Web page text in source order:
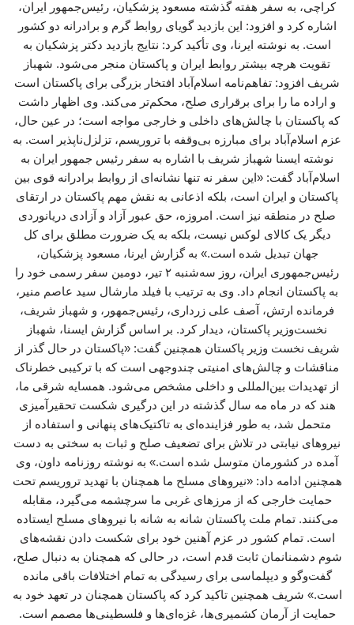
کراچی، به سفر هفته گذشته مسعود پزشکیان، رئیس‌جمهور ایران،
اشاره کرد و افزود: این بازدید گویای روابط گرم و برادرانه دو کشور
است. به نوشته ایرنا، وی تأکید کرد: نتایج بازدید دکتر پزشکیان به
تقویت هرچه بیشتر روابط ایران و پاکستان منجر می‌شود. شهباز
شریف افزود: تفاهم‌نامه اسلام‌آباد افتخار بزرگی برای پاکستان است
و اراده ما را برای برقراری صلح، محکم‌تر می‌کند. وی اظهار داشت
که پاکستان با چالش‌های داخلی و خارجی مواجه است؛ در عین حال،
عزم اسلام‌آباد برای مبارزه بی‌وقفه با تروریسم، تزلزل‌ناپذیر است. به
نوشته ایسنا شهباز شریف با اشاره به سفر رئیس جمهور ایران به
اسلام‌آباد گفت: «این سفر نه تنها نشانه‌ای از روابط برادرانه قوی بین
پاکستان و ایران است، بلکه اذعانی به نقش مهم پاکستان در ارتقای
صلح در منطقه نیز است. امروزه، حق عبور آزاد و آزادی دریانوردی
دیگر یک کالای لوکس نیست، بلکه به یک ضرورت مطلق برای کل
جهان تبدیل شده است.» به گزارش ایرنا، مسعود پزشکیان،
رئیس‌جمهوری ایران، روز سه‌شنبه ۲ تیر، دومین سفر رسمی خود را
به پاکستان انجام داد. وی به ترتیب با فیلد مارشال سید عاصم منیر،
فرمانده ارتش، آصف علی زرداری، رئیس‌جمهور، و شهباز شریف،
نخست‌وزیر پاکستان، دیدار کرد. بر اساس گزارش ایسنا، شهباز
شریف نخست وزیر پاکستان همچنین گفت: «پاکستان در حال گذر از
مناقشات و چالش‌های امنیتی چندوجهی است که با ترکیبی خطرناک
از تهدیدات بین‌المللی و داخلی مشخص می‌شود. همسایه شرقی ما،
هند که در ماه مه سال گذشته در این درگیری شکست تحقیرآمیزی
متحمل شد، به طور فزاینده‌ای به تاکتیک‌های پنهانی و استفاده از
نیروهای نیابتی در تلاش برای تضعیف صلح و ثبات به سختی به دست
آمده در کشورمان متوسل شده است.» به نوشته روزنامه داون، وی
همچنین ادامه داد: «نیروهای مسلح ما همچنان با تهدید تروریسم تحت
حمایت خارجی که از مرزهای غربی ما سرچشمه می‌گیرد، مقابله
می‌کنند. تمام ملت پاکستان شانه به شانه با نیروهای مسلح ایستاده
است. تمام کشور در عزم آهنین خود برای شکست دادن نقشه‌های
شوم دشمنانمان ثابت قدم است، در حالی که همچنان به دنبال صلح،
گفت‌وگو و دیپلماسی برای رسیدگی به تمام اختلافات باقی مانده
است.» شریف همچنین تاکید کرد که پاکستان همچنان در تعهد خود به
حمایت از آرمان کشمیری‌ها، غزه‌ای‌ها و فلسطینی‌ها مصمم است.